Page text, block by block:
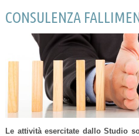
CONSULENZA
Le attività esercitate dallo Studio